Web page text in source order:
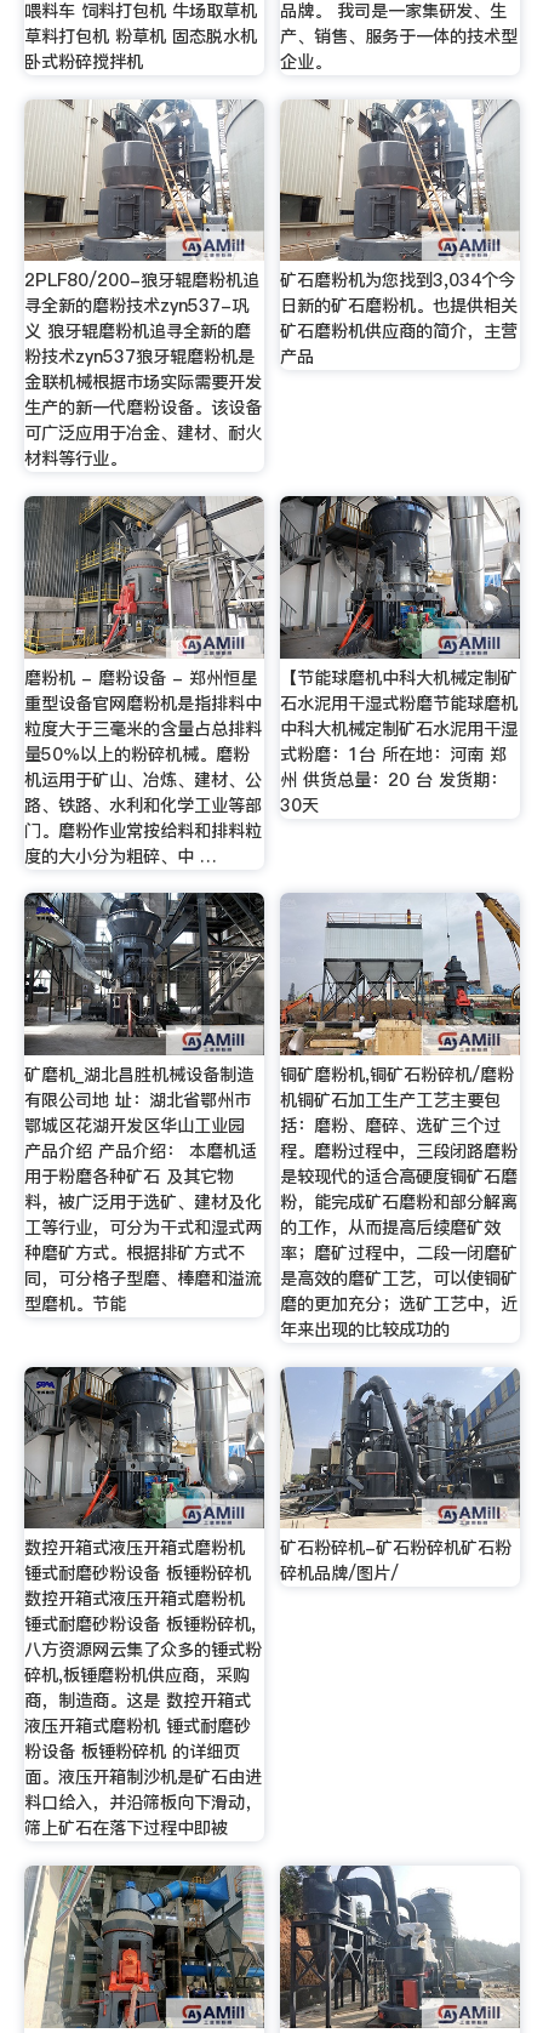
喂料车 饲料打包机 牛场取草机
草料打包机 粉草机 固态脱水机
卧式粉碎搅拌机
品牌。 我司是一家集研发、生
产、销售、服务于一体的技术型
企业。
2PLF80/200-狼牙辊磨粉机追
寻全新的磨粉技术zyn537-巩
义 狼牙辊磨粉机追寻全新的磨
粉技术zyn537狼牙辊磨粉机是
金联机械根据市场实际需要开发
生产的新一代磨粉设备。该设备
可广泛应用于冶金、建材、耐火
材料等行业。
矿石磨粉机为您找到3,034个今
日新的矿石磨粉机。也提供相关
矿石磨粉机供应商的简介，主营
产品
磨粉机 - 磨粉设备 - 郑州恒星
重型设备官网磨粉机是指排料中
粒度大于三毫米的含量占总排料
量50％以上的粉碎机械。磨粉
机运用于矿山、冶炼、建材、公
路、铁路、水利和化学工业等部
门。磨粉作业常按给料和排料粒
度的大小分为粗碎、中 …
【节能球磨机中科大机械定制矿
石水泥用干湿式粉磨节能球磨机
中科大机械定制矿石水泥用干湿
式粉磨：1台 所在地：河南 郑
州 供货总量：20 台 发货期：
30天
矿磨机_湖北昌胜机械设备制造
有限公司地 址：湖北省鄂州市
鄂城区花湖开发区华山工业园
产品介绍 产品介绍： 本磨机适
用于粉磨各种矿石 及其它物
料，被广泛用于选矿、建材及化
工等行业，可分为干式和湿式两
种磨矿方式。根据排矿方式不
同，可分格子型磨、棒磨和溢流
型磨机。节能
铜矿磨粉机,铜矿石粉碎机/磨粉
机铜矿石加工生产工艺主要包
括：磨粉、磨碎、选矿三个过
程。磨粉过程中，三段闭路磨粉
是较现代的适合高硬度铜矿石磨
粉，能完成矿石磨粉和部分解离
的工作，从而提高后续磨矿效
率；磨矿过程中，二段一闭磨矿
是高效的磨矿工艺，可以使铜矿
磨的更加充分；选矿工艺中，近
年来出现的比较成功的
数控开箱式液压开箱式磨粉机
锤式耐磨砂粉设备 板锤粉碎机
数控开箱式液压开箱式磨粉机
锤式耐磨砂粉设备 板锤粉碎机,
八方资源网云集了众多的锤式粉
碎机,板锤磨粉机供应商，采购
商，制造商。这是 数控开箱式
液压开箱式磨粉机 锤式耐磨砂
粉设备 板锤粉碎机 的详细页
面。液压开箱制沙机是矿石由进
料口给入，并沿筛板向下滑动，
筛上矿石在落下过程中即被
矿石粉碎机-矿石粉碎机矿石粉
碎机品牌/图片/